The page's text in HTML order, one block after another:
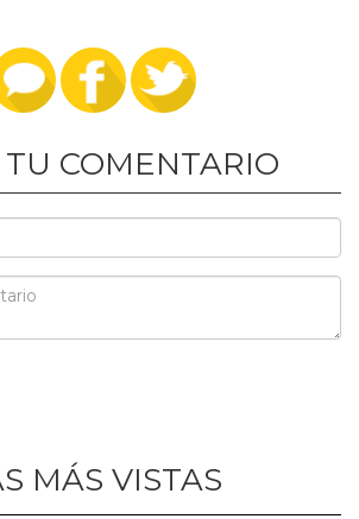
COMENTARIO
MÁS VISTAS